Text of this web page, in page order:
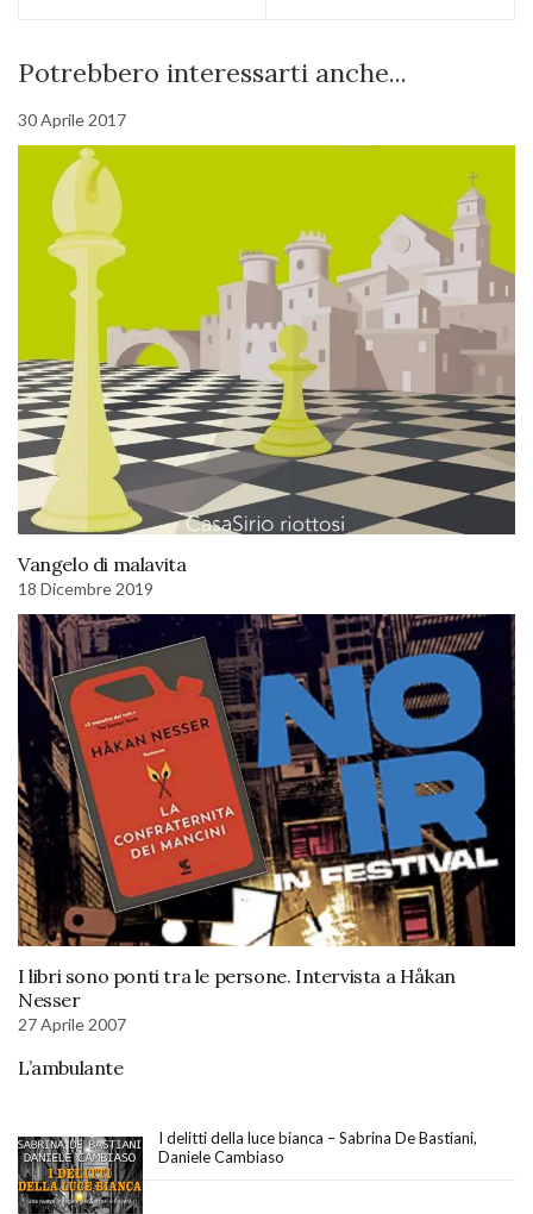
Potrebbero interessarti anche...
30 Aprile 2017
Vangelo di malavita
18 Dicembre 2019
I libri sono ponti tra le persone. Intervista a Håkan
Nesser
27 Aprile 2007
L’ambulante
I delitti della luce bianca – Sabrina De Bastiani,
Daniele Cambiaso